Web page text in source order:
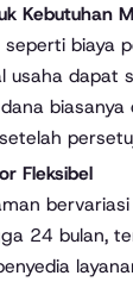
Kebutuhan
seperti biaya
usaha dapat
Fleksibel
24 bulan,